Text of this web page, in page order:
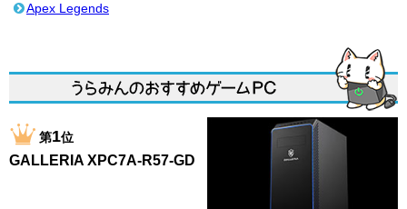
Apex Legends
第1位
GALLERIA XPC7A-R57-GD